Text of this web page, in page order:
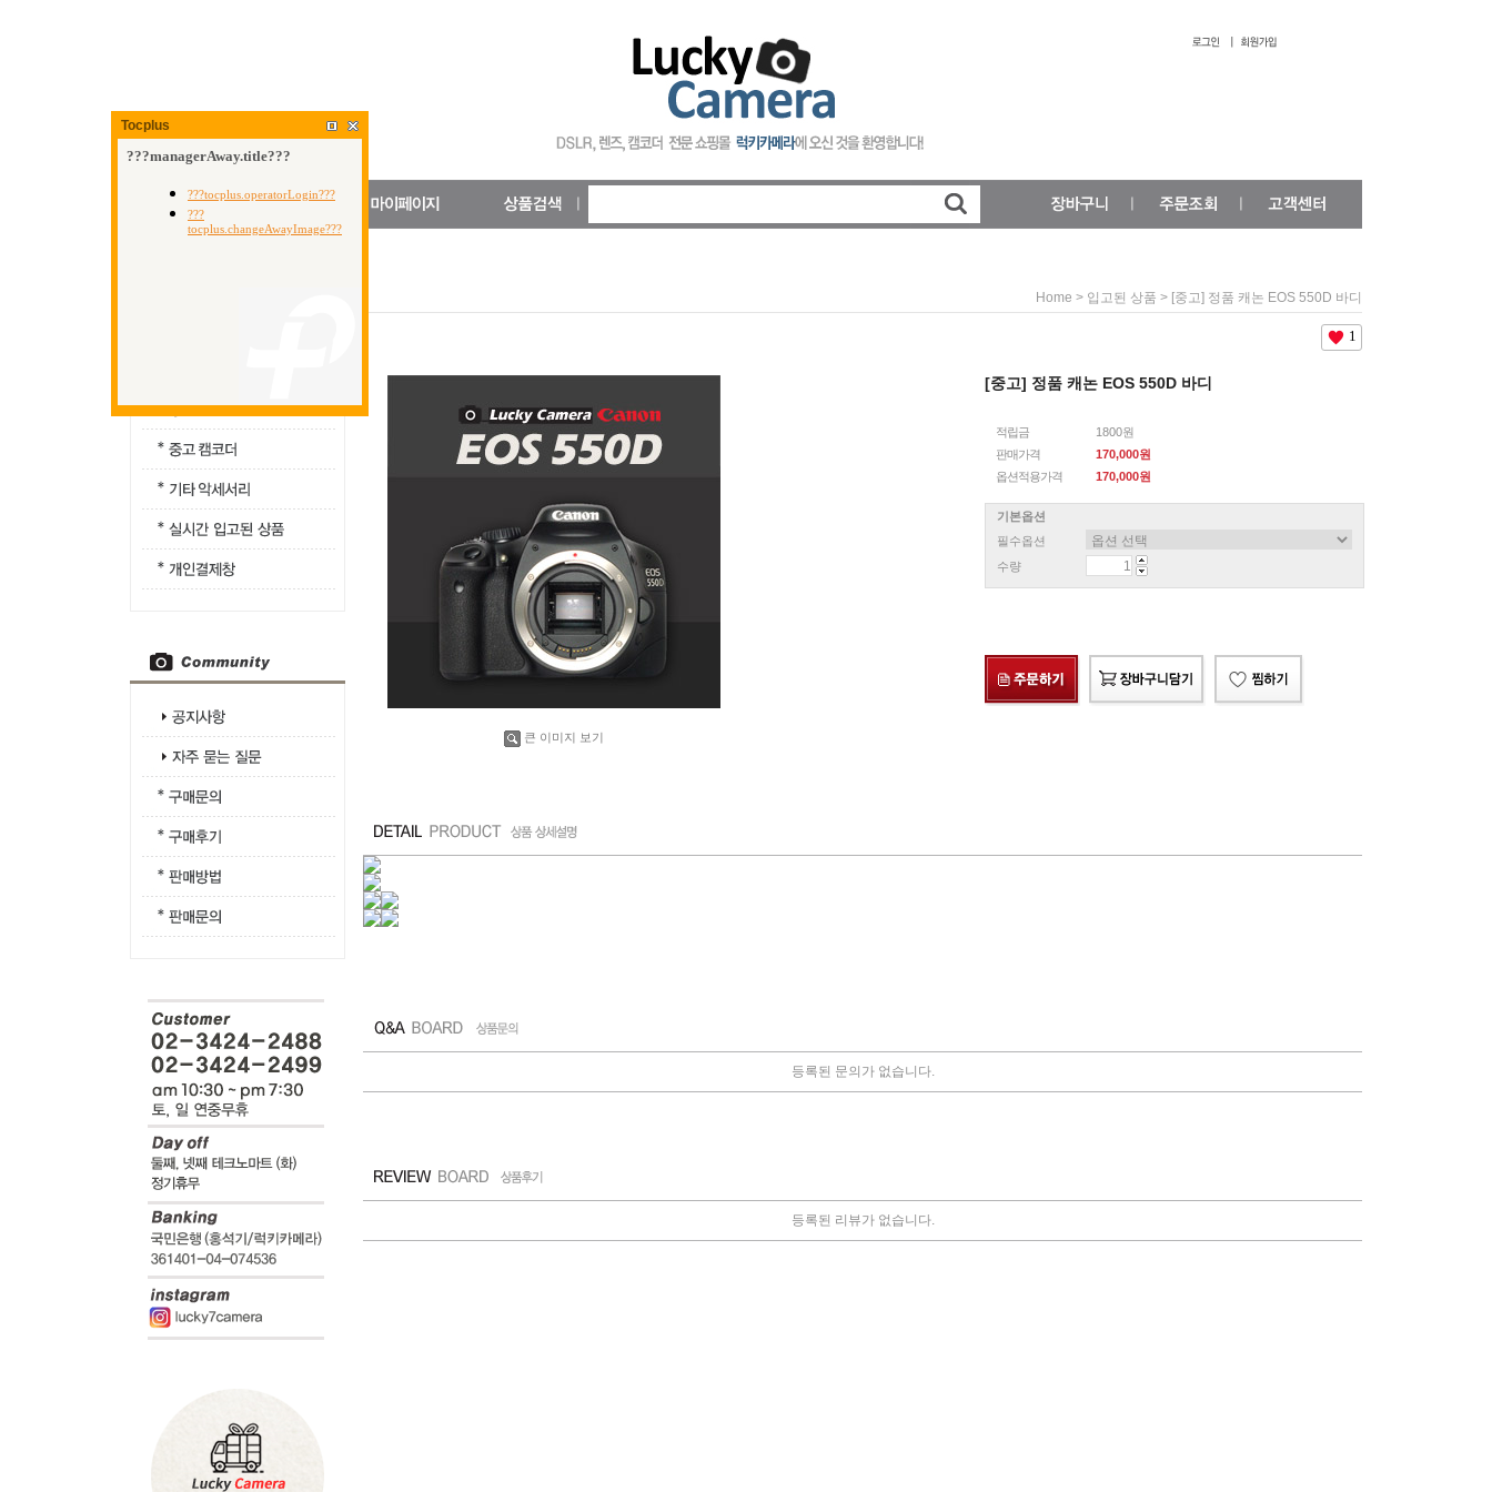
Home > 입고된 상품 > [중고] 정품 캐논 EOS 550D 바디
큰 이미지 보기
1
[중고] 정품 캐논 EOS 550D 바디
적립금
1800원
판매가격
170,000원
옵션적용가격
170,000원
기본옵션
필수옵션
수량
등록된 문의가 없습니다.
등록된 리뷰가 없습니다.
Tocplus